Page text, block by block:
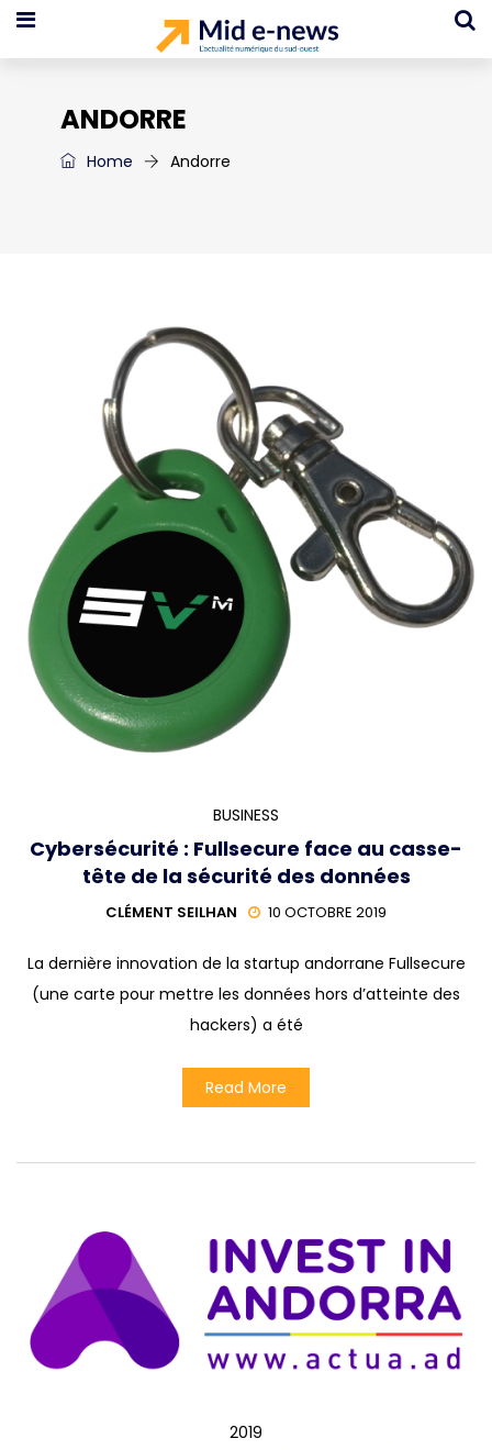
ANDORRE
Home Andorre
BUSINESS
Cybersécurité : Fullsecure face au casse-
tête de la sécurité des données
CLÉMENT SEILHAN 10 OCTOBRE 2019
La dernière innovation de la startup andorrane Fullsecure
(une carte pour mettre les données hors d’atteinte des
hackers) a été
Read More
2019